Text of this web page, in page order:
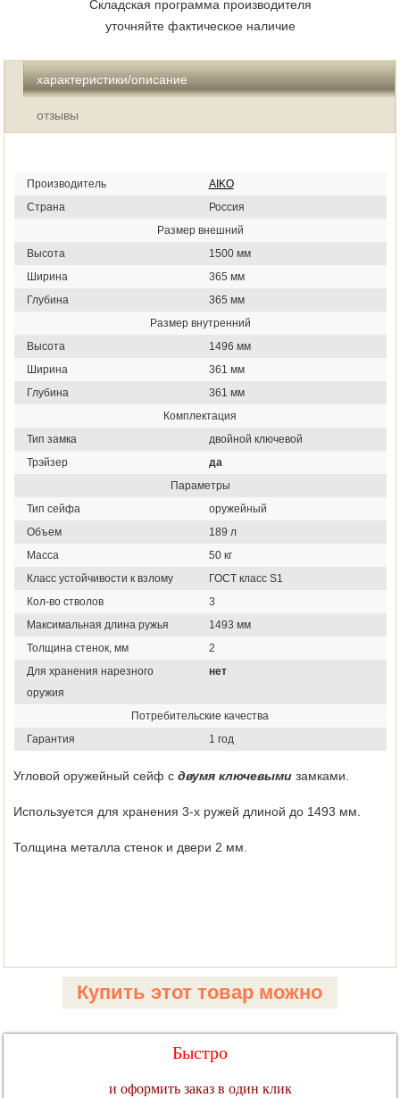
Складская программа производителя
уточняйте фактическое наличие
характеристики/описание
отзывы
Производитель
AIKO
Страна
Россия
Размер внешний
Высота
1500 мм
Ширина
365 мм
Глубина
365 мм
Размер внутренний
Высота
1496 мм
Ширина
361 мм
Глубина
361 мм
Комплектация
Тип замка
двойной ключевой
Трэйзер
да
Параметры
Тип сейфа
оружейный
Объем
189 л
Масса
50 кг
Класс устойчивости к взлому
ГОСТ класс S1
Кол-во стволов
3
Максимальная длина ружья
1493 мм
Толщина стенок, мм
2
Для хранения нарезного
оружия
нет
Потребительские качества
Гарантия
1 год
Угловой оружейный сейф сдвумя ключевымизамками.
Используется для хранения 3-х ружей длиной до 1493 мм.
Толщина металла стенок и двери 2 мм.
Купить этот товар можно
Быстро
и оформить заказ в один клик